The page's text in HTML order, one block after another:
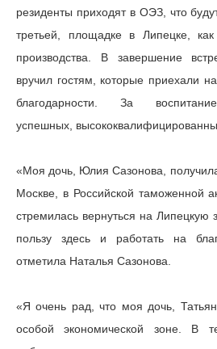
резиденты приходят в ОЭЗ, что
третьей, площадке в Липецке,
производства. В завершение
вручил гостям, которые приехали
благодарности. За
успешных,
«Моя дочь, Юлия Сазонова,
Москве, в Российской таможенной
стремилась вернуться на Липецкую
пользу здесь и работать на
отметила Наталья Сазонова.
«Я очень рад, что моя дочь,
особой экономической зоне. В